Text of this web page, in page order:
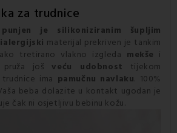
za trudnice
punjen je silikoniziranim šupljim
materijal prekriven je tankim
tretirano vlakno izgleda mekše i
pruža još veću udobnost tijekom
trudnice ima pamučnu navlaku. 100%
beba dolazite u kontakt ugodan je
čak ni osjetljivu bebinu kožu.